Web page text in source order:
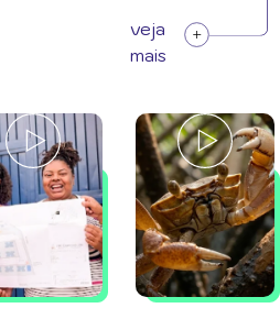
veja
mais